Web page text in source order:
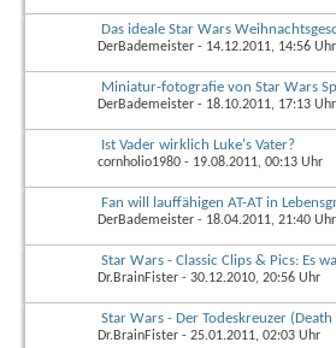
Das ideale Star Wars
DerBademeister - 14.12.2011, 14:56 Uhr
Miniatur-fotografie von Star Wars
DerBademeister - 18.10.2011, 17:13 Uhr
Ist Vader wirklich Luke's Vater?
cornholio1980 - 19.08.2011, 00:13 Uhr
Fan will lauffähigen AT-AT in
DerBademeister - 18.04.2011, 21:40 Uhr
Star Wars - Classic Clips & Pics: Es
Dr.BrainFister - 30.12.2010, 20:56 Uhr
Star Wars - Der Todeskreuzer (Death
Dr.BrainFister - 25.01.2011, 02:03 Uhr